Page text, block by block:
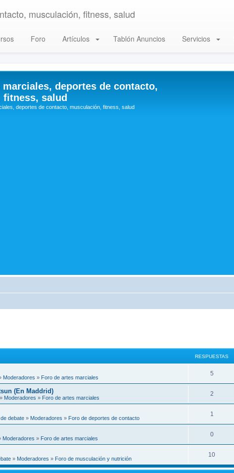
musculación, fitness, salud
Foro Artículos Tablón Anuncios Servicios
marciales, deportes de contacto,
salud
deportes de contacto, musculación, fitness, salud
RESPUESTAS
Moderadores » Foro de artes marciales
5
(En Maddrid)
» Moderadores » Foro de artes marciales
2
debate » Moderadores » Foro de deportes de contacto
1
Moderadores » Foro de artes marciales
0
» Moderadores » Foro de musculación y nutrición
10